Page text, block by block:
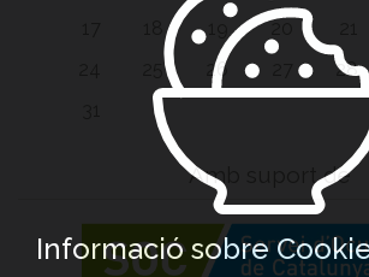
20
26 28
Amb suport de
Informació sobre